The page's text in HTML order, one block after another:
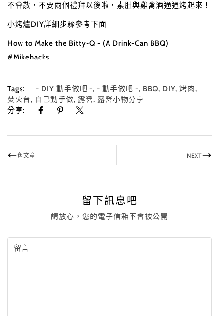
不會散，不要兩個禮拜以後啦，素肚與雞禽酒通通烤起來！
小烤爐DIY詳細步驟參考下面
How to Make the Bitty-Q - (A Drink-Can BBQ)
#Mikehacks
Tags: - DIY 動手做吧 -, - 動手做吧 -, BBQ, DIY, 烤肉,
焚火台, 自己動手做, 露營, 露營小物分享
分享:
舊文章 NEXT
留下訊息吧
請放心，您的電子信箱不會被公開